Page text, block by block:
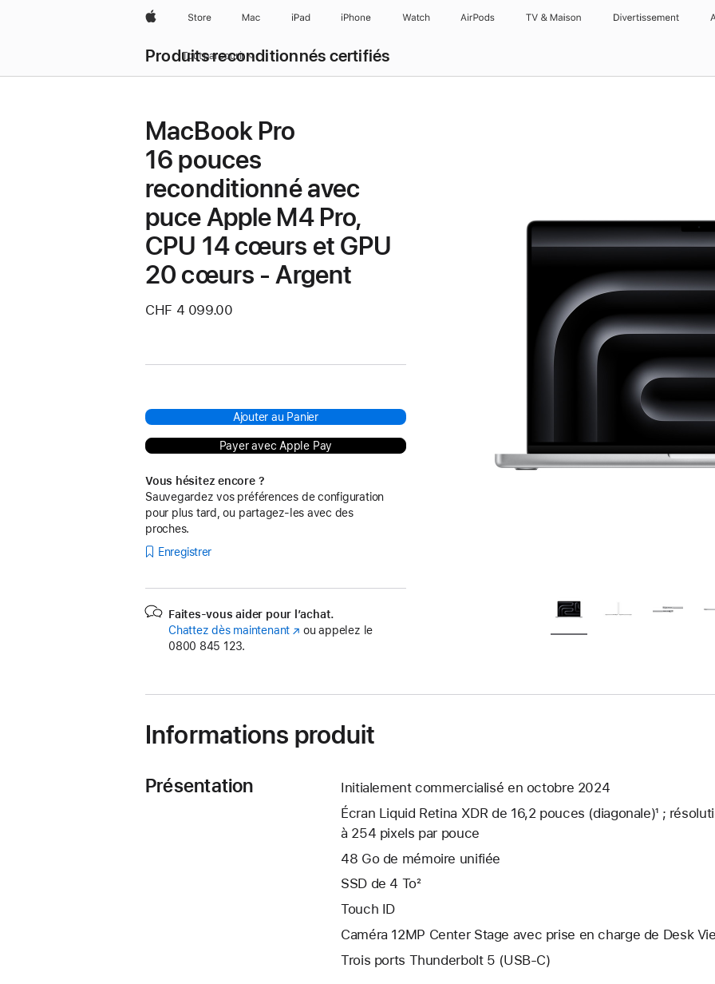
AppleStore Mac iPad iPhone Watch AirPods TV & Maison Divertissements
Produits reconditionnés certifiés
Tout parcourir
MacBook Pro
16 pouces
reconditionné avec
puce Apple M4 Pro,
CPU 14 cœurs et GPU
20 cœurs - Argent
CHF 4 099.00
Ajouter au Panier
Payer avec Apple Pay
Vous hésitez encore ?
Sauvegardez vos préférences de configuration
pour plus tard, ou partagez-les avec des
proches.
Enregistrer
Faites-vous aider pour l’achat.
Chattez dès maintenant (s’ouvre
fenêtre)
ou appelez le
0800 845 123.
Informations produit
Présentation
Initialement commercialisé en octobre 2024
Écran Liquid Retina XDR de 16,2 pouces (diagonale)¹ ;
à 254 pixels par pouce
48 Go de mémoire unifiée
SSD de 4 To²
Touch ID
Caméra 12MP Center Stage avec prise en charge de Desk
Trois ports Thunderbolt 5 (USB‑C)